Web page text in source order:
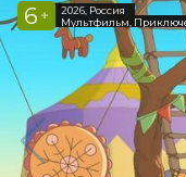
6 +
2026, Россия
Мультфильм,